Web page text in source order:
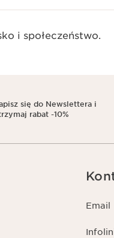
i społeczeństwo.​
się do Newslettera i
rabat -10%
Email